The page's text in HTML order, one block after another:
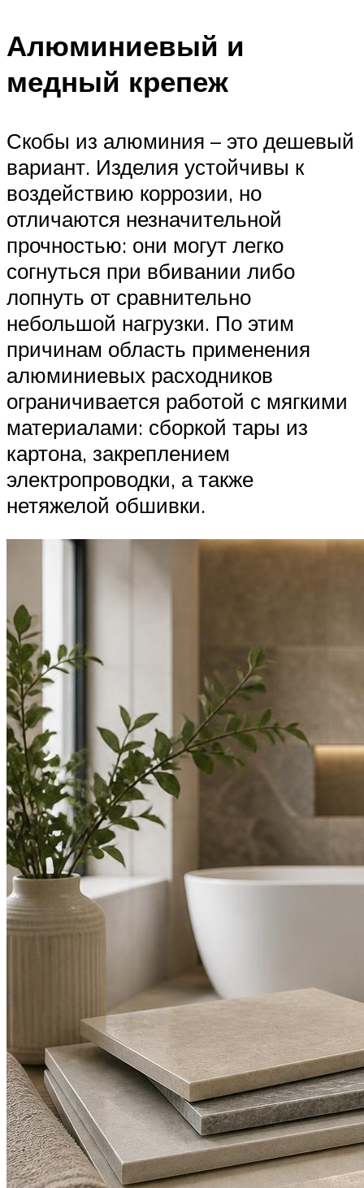
Алюминиевый и
медный крепеж
Скобы из алюминия – это дешевый
вариант. Изделия устойчивы к
воздействию коррозии, но
отличаются незначительной
прочностью: они могут легко
согнуться при вбивании либо
лопнуть от сравнительно
небольшой нагрузки. По этим
причинам область применения
алюминиевых расходников
ограничивается работой с мягкими
материалами: сборкой тары из
картона, закреплением
электропроводки, а также
нетяжелой обшивки.